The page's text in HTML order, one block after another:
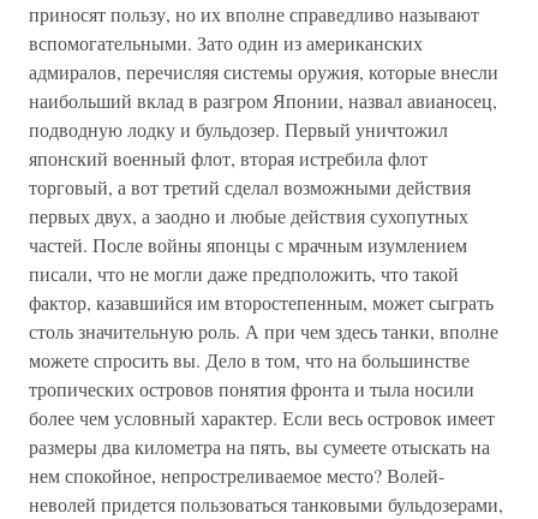
приносят пользу, но их вполне справедливо называют
вспомогательными. Зато один из американских
адмиралов, перечисляя системы оружия, которые внесли
наибольший вклад в разгром Японии, назвал авианосец,
подводную лодку и бульдозер. Первый уничтожил
японский военный флот, вторая истребила флот
торговый, а вот третий сделал возможными действия
первых двух, а заодно и любые действия сухопутных
частей. После войны японцы с мрачным изумлением
писали, что не могли даже предположить, что такой
фактор, казавшийся им второстепенным, может сыграть
столь значительную роль. А при чем здесь танки, вполне
можете спросить вы. Дело в том, что на большинстве
тропических островов понятия фронта и тыла носили
более чем условный характер. Если весь островок имеет
размеры два километра на пять, вы сумеете отыскать на
нем спокойное, непростреливаемое место? Волей-
неволей придется пользоваться танковыми бульдозерами,